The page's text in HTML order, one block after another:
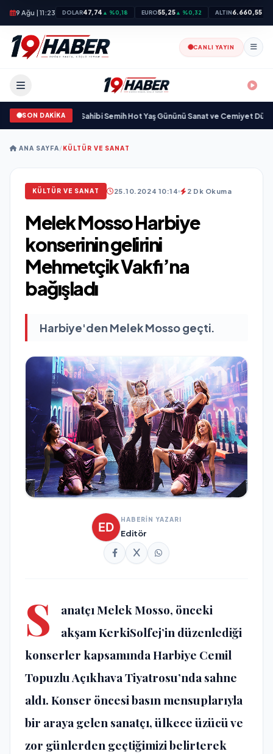
9 Ağu | 11:23 DOLAR47,74 ▲ %0,18 EURO55,25▲ %0,32 ALTIN6.660,55
CANLI YAYIN
SON DAKİKA
Zincirleri Sahibi Semih Hot Yaş Gününü Sanat ve Cemiyet
ANA SAYFA/KÜLTÜR VE SANAT
KÜLTÜR VE SANAT 25.10.2024 10:14 2 Dk Okuma
Melek Mosso Harbiye
konserinin gelirini
Mehmetçik Vakfı’na
bağışladı
Harbiye'den Melek Mosso geçti.
HABERİN YAZARI
Editör
S
anatçı Melek Mosso, önceki
akşam KerkiSolfej’in düzenlediği
konserler kapsamında Harbiye Cemil
Topuzlu Açıkhava Tiyatrosu’nda sahne
aldı. Konser öncesi basın mensuplarıyla
bir araya gelen sanatçı, ülkece üzücü ve
zor günlerden geçtiğimizi belirterek